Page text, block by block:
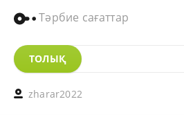
Тәрбие сағаттар
ТОЛЫҚ
zharar2022